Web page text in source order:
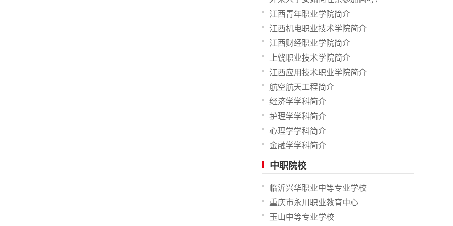
江西青年职业学院简介
江西机电职业技术学院简介
江西财经职业学院简介
上饶职业技术学院简介
江西应用技术职业学院简介
航空航天工程简介
经济学学科简介
护理学学科简介
心理学学科简介
金融学学科简介
中职院校
临沂兴华职业中等专业学校
重庆市永川职业教育中心
玉山中等专业学校